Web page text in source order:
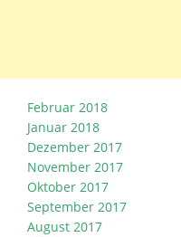
Februar 2018
Januar 2018
Dezember 2017
November 2017
Oktober 2017
September 2017
August 2017